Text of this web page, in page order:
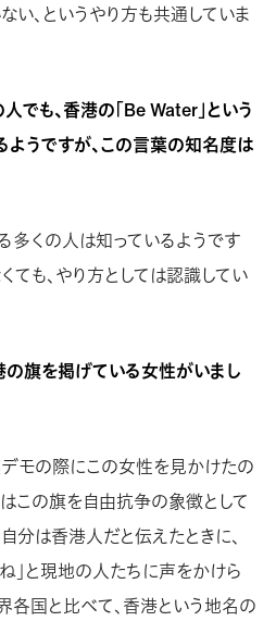
い、というやり方も共通していま
も、香港の「Be Water」という
うですが、この言葉の知名度は
多くの人は知っているようです
ても、やり方としては認識してい
旗を掲げている女性がいまし
モの際にこの女性を見かけたの
この旗を自由抗争の象徴として
分は香港人だと伝えたときに、
ね」と現地の人たちに声をかけら
各国と比べて、香港という地名の